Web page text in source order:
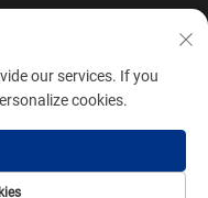
Machinery Co., Ltd Alle
our services. If you
cookies.